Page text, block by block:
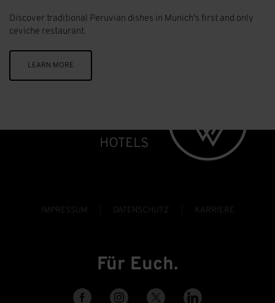
Discover traditional Peruvian dishes in Munich's first and only
ceviche restaurant.
LEARN MORE
IMPRESSUM DATENSCHUTZ KARRIERE
Für Euch.